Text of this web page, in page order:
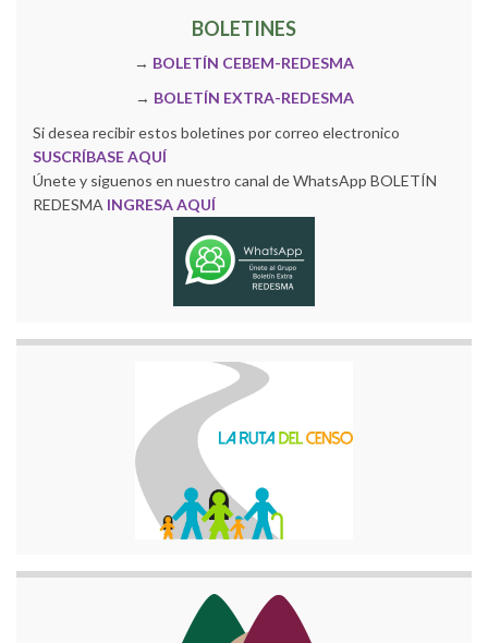
BOLETINES
→ BOLETÍN CEBEM-REDESMA
→ BOLETÍN EXTRA-REDESMA
Si desea recibir estos boletines por correo electronico
SUSCRÍBASE AQUÍ
Únete y siguenos en nuestro canal de WhatsApp BOLETÍN
REDESMA INGRESA AQUÍ